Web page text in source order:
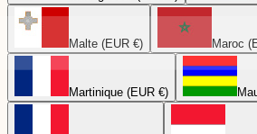
Malte (EUR €) Maroc
Martinique (EUR €)